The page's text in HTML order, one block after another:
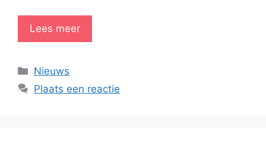
Lees meer
Categorieën
Nieuws
Plaats een reactie